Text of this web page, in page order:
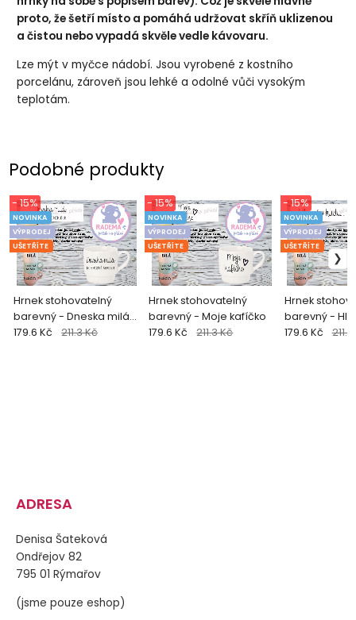
proto, že šetří místo a pomáhá udržovat skříň uklizenou
a čistou nebo vypadá skvěle vedle kávovaru.
Lze mýt v myčce nádobí. Jsou vyrobené z kostního
porcelánu, zároveň jsou lehké a odolné vůči vysokým
teplotám.
Podobné produkty
Hrnek stohovatelný
barevný - Dneska milá
rozhodně nebudu!
NOVINKA
VÝPRODEJ
UŠETŘÍTE
- 15%
179.6 Kč 211.3 Kč
Hrnek stohovatelný
barevný - Moje kafíčko
NOVINKA
VÝPRODEJ
UŠETŘÍTE
- 15%
179.6 Kč 211.3 Kč
Hrnek
barevný -
klidu...
NOVINKA
VÝPRODEJ
UŠETŘÍTE
- 15%
179.6 Kč
ADRESA
Denisa Šateková
Ondřejov 82
795 01 Rýmařov
(jsme pouze eshop)